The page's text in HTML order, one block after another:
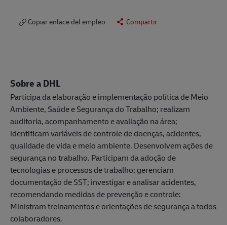
Copiar enlace del empleo Compartir
Sobre a DHL
Participa da elaboração e implementação política de Meio
Ambiente, Saúde e Segurança do Trabalho; realizam
auditoria, acompanhamento e avaliação na área;
identificam variáveis de controle de doenças, acidentes,
qualidade de vida e meio ambiente. Desenvolvem ações de
segurança no trabalho. Participam da adoção de
tecnologias e processos de trabalho; gerenciam
documentação de SST; investigar e analisar acidentes,
recomendando medidas de prevenção e controle:
Ministram treinamentos e orientações de segurança a todos
colaboradores.